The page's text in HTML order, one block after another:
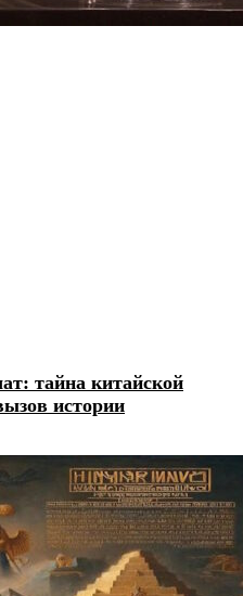
тайна китайской
истории